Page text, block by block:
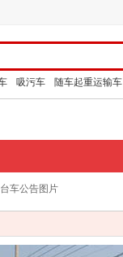
吸污车 随车起重运输车
车公告图片